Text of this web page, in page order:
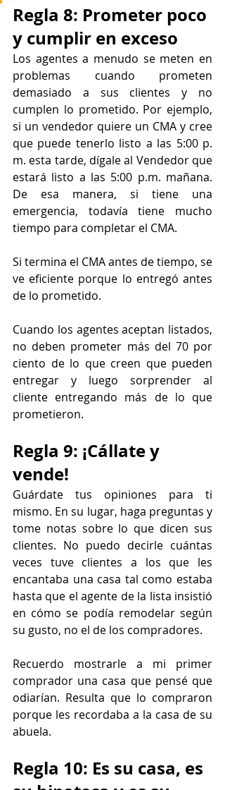
Regla 8: Prometer poco
y cumplir en exceso
Los agentes a menudo se meten en
problemas cuando prometen
demasiado a sus clientes y no
cumplen lo prometido. Por ejemplo,
si un vendedor quiere un CMA y cree
que puede tenerlo listo a las 5:00 p.
m. esta tarde, dígale al Vendedor que
estará listo a las 5:00 p.m. mañana.
De esa manera, si tiene una
emergencia, todavía tiene mucho
tiempo para completar el CMA.
Si termina el CMA antes de tiempo, se
ve eficiente porque lo entregó antes
de lo prometido.
Cuando los agentes aceptan listados,
no deben prometer más del 70 por
ciento de lo que creen que pueden
entregar y luego sorprender al
cliente entregando más de lo que
prometieron.
Regla 9: ¡Cállate y
vende!
Guárdate tus opiniones para ti
mismo. En su lugar, haga preguntas y
tome notas sobre lo que dicen sus
clientes. No puedo decirle cuántas
veces tuve clientes a los que les
encantaba una casa tal como estaba
hasta que el agente de la lista insistió
en cómo se podía remodelar según
su gusto, no el de los compradores.
Recuerdo mostrarle a mi primer
comprador una casa que pensé que
odiarían. Resulta que lo compraron
porque les recordaba a la casa de su
abuela.
Regla 10: Es su casa, es